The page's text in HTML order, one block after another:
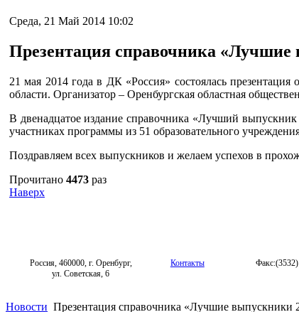
Среда, 21 Май 2014 10:02
Презентация справочника «Лучшие
21 мая 2014 года в ДК «Россия» состоялась
области. Организатор – Оренбургская областная
В двенадцатое издание справочника «Лучший
участниках программы из 51 образовательного
Поздравляем всех выпускников и желаем успехов в
Прочитано 4473 раз
Наверх
Россия, 460000, г. Оренбург,
ул. Советская, 6
Контакты
Новости Презентация справочника «Лучшие выпускники